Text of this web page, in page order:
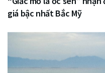
giá bậc nhất Bắc Mỹ